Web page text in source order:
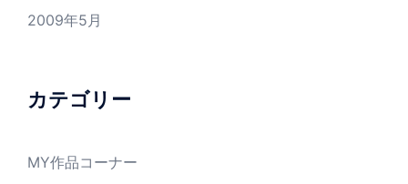
2009年5月
カテゴリー
MY作品コーナー